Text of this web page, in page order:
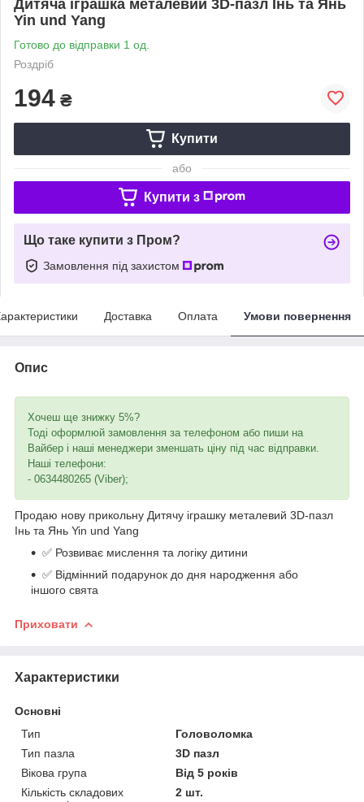
Дитяча іграшка металевий 3D-пазл Інь та Янь
Yin und Yang
Готово до відправки 1 од.
Роздріб
194 ₴
Купити
або
Купити з
Що таке купити з Пром?
Замовлення під захистом
Доставка Оплата Умови повернення
Опис
Хочеш ще знижку 5%?
Тоді оформлюй замовлення за телефоном або пиши на
Вайбер і наші менеджери зменшать ціну під час відправки.
Наші телефони:
- 0634480265 (Viber);
Продаю нову прикольну Дитячу іграшку металевий 3D-пазл
Інь та Янь Yin und Yang
✅ Розвиває мислення та логіку дитини
✅ Відмінний подарунок до дня народження або
іншого свята
Приховати
Характеристики
Основні
Тип
Головоломка
Тип пазла
3D пазл
Вікова група
Від 5 років
Кількість складових
2 шт.